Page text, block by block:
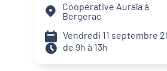
les projets alimentaires
territoriaux via : la
sensibilisation des convives,
formation des agents de
Coopérative Auraïa à
Bergerac
Vendredi 11 septembre
de 9h à 13h